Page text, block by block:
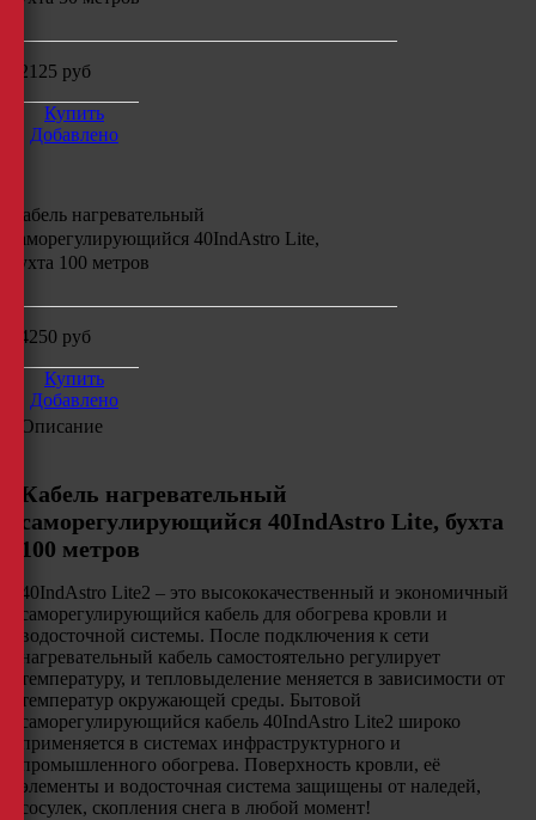
12125 руб
Купить
Добавлено
Кабель нагревательный
саморегулирующийся 40IndAstro Lite,
бухта 100 метров
24250 руб
Купить
Добавлено
Описание
Кабель нагревательный
саморегулирующийся 40IndAstro Lite, бухта
100 метров
40IndAstro Lite2 – это высококачественный и экономичный
саморегулирующийся кабель для обогрева кровли и
водосточной системы. После подключения к сети
нагревательный кабель самостоятельно регулирует
температуру, и тепловыделение меняется в зависимости от
температур окружающей среды. Бытовой
саморегулирующийся кабель 40IndAstro Lite2 широко
применяется в системах инфраструктурного и
промышленного обогрева. Поверхность кровли, её
элементы и водосточная система защищены от наледей,
сосулек, скопления снега в любой момент!